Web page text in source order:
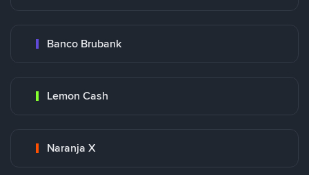
Banco Brubank
Lemon Cash
Naranja X